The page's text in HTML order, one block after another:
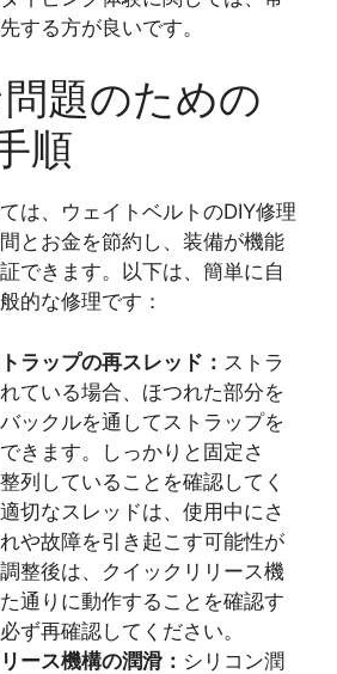
する方が良いです。
題のための
順
は、ウェイトベルトのDIY修理
とお金を節約し、装備が機能
できます。以下は、簡単に自
的な修理です：
ラップの再スレッド： ストラ
ている場合、ほつれた部分を
ックルを通してストラップを
きます。しっかりと固定さ
列していることを確認してく
切なスレッドは、使用中にさ
や故障を引き起こす可能性が
整後は、クイックリリース機
通りに動作することを確認す
ず再確認してください。
ース機構の潤滑： シリコン潤